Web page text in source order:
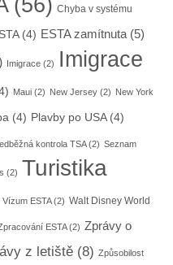
Chyba v systému
(4) ESTA zamítnuta(5)
Imigrace (2)
Imigrace
Maui (2) New Jersey (2) New York
(4) Plavby po USA(4)
kontrola TSA(2) Seznam
(2) Turistika
Vízum ESTA(2) Walt Disney World
ESTA(2) Zprávy o
z letiště (8) Způsobilost